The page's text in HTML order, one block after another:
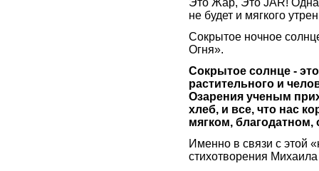
Это Жар, Это JAR!
не будет и мягкого
Сокрытое ночное
Огня».
Сокрытое солнце -
растительного и
Озарения ученым
хлеб, и все, что нас
мягком,
Именно в связи с этой
стихотворения